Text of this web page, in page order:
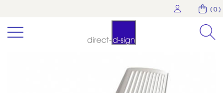
( 0 )